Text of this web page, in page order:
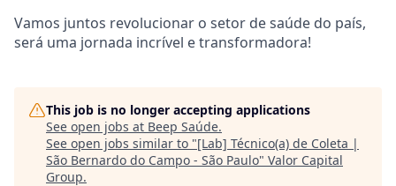
Vamos juntos revolucionar o setor de saúde do país,
será uma jornada incrível e transformadora!
This job is no longer accepting applications
See open jobs at Beep Saúde.
See open jobs similar to "[Lab] Técnico(a) de Coleta |
São Bernardo do Campo - São Paulo" Valor Capital
Group.